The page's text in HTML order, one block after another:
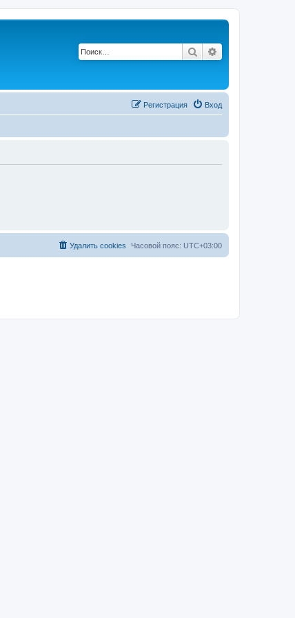
Поиск
Вход
Регистрация
Часовой пояс: UTC+03:00
Удалить cookies